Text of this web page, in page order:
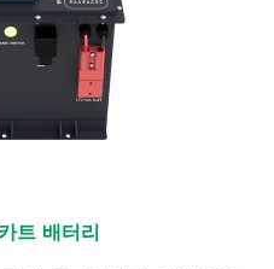
트 배터리